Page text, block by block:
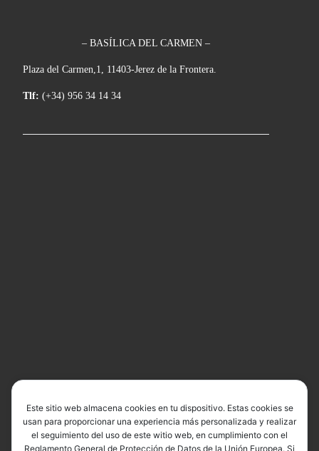
– BASÍLICA DEL CARMEN –
Plaza del Carmen,1, 11403-Jerez de la Frontera.
Tlf: (+34) 956 34 14 34
Este sitio web almacena cookies en tu dispositivo. Estas cookies se
usan para proporcionar una experiencia más personalizada y realizar
el seguimiento del uso de este witio web, en cumplimiento con el
Reglamento General de Protección de Datos de la Unión Europea. Si